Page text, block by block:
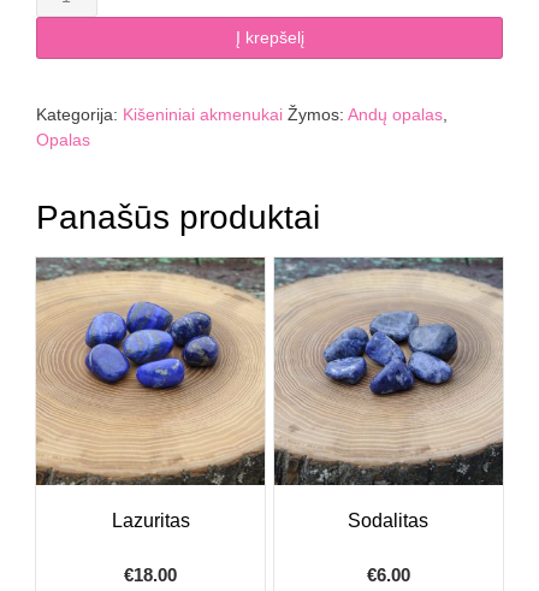
kiekis:
opalas
Į krepšelį
Kategorija: Kišeniniai akmenukai Žymos: Andų opalas,
Opalas
Panašūs produktai
Lazuritas
€18.00
Sodalitas
€6.00